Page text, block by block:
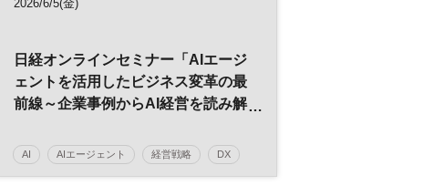
2026/6/5(金)
日経オンラインセミナー「AIエージ
ェントを活用したビジネス変革の最
前線～企業事例からAI経営を読み解
AI AIエージェント 経営戦略 DX